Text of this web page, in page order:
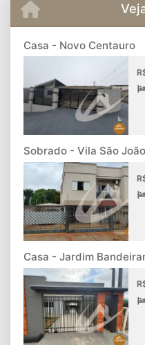
Casa - Novo Centauro
Sobrado - Vila São João
Casa - Jardim